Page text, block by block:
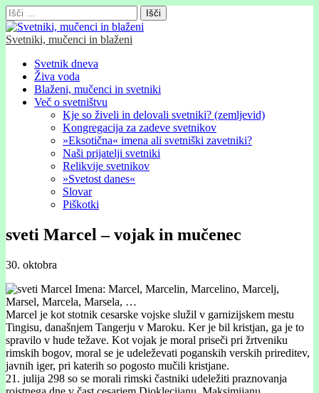
Išči:
Svetniki, mučenci in blaženi
Glavni
meni
Skip
content
Svetnik dneva
Živa voda
Blaženi, mučenci in svetniki
Več o svetništvu
Kje so živeli in delovali svetniki? (zemljevid)
Kongregacija za zadeve svetnikov
»Eksotična« imena ali svetniški zavetniki?
Naši prijatelji svetniki
Relikvije svetnikov
»Svetost danes«
Slovar
Piškotki
sveti Marcel – vojak in mučenec
30. oktobra
Imena: Marcel, Marcelin, Marcelino, Marcelj,
Marsel, Marcela, Marsela, …
Marcel je kot stotnik cesarske vojske služil v garnizijskem mestu
Tingisu, današnjem Tangerju v Maroku. Ker je bil kristjan, ga je to
spravilo v hude težave. Kot vojak je moral priseči pri žrtveniku
rimskih bogov, moral se je udeleževati poganskih verskih prireditev,
javnih iger, pri katerih so pogosto mučili kristjane.
21. julija 298 so se morali rimski častniki udeležiti praznovanja